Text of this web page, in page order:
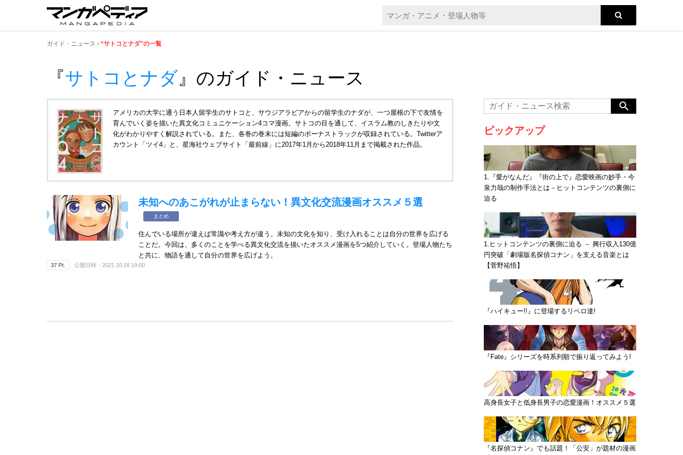
ガイド・ニュース “サトコとナダ”の一覧
『サトコとナダ 』 のガイド・ニュース
アメリカの大学に通う日本人留学生のサトコと、サウジアラビアからの留学生のナダが、一つ屋根の下で友情を
育んでいく姿を描いた異文化コミュニケーション4コマ漫画。サトコの目を通して、イスラム教のしきたりや文
化がわかりやすく解説されている。また、各巻の巻末には短編のボーナストラックが収録されている。Twitterア
カウント「ツイ4」と、星海社ウェブサイト「最前線」に2017年1月から2018年11月まで掲載された作品。
未知へのあこがれが止まらない！異文化交流漫画オススメ５選
まとめ
住んでいる場所が違えば常識や考え方が違う。未知の文化を知り、受け入れることは自分の世界を広げる
ことだ。今回は、多くのことを学べる異文化交流を描いたオススメ漫画を5つ紹介していく。登場人物たち
と共に、物語を通して自分の世界を広げよう。
37 Pt. 公開日時：2021.10.28 19:00
ピックアップ
1.『愛がなんだ』『街の上で』恋愛映画の妙手・今
泉力哉の制作手法とは－ヒットコンテンツの裏側に
迫る
1.ヒットコンテンツの裏側に迫る － 興行収入130億
円突破「劇場版名探偵コナン」を支える音楽とは
【菅野祐悟】
『ハイキュー!!』に登場するリベロ達!
『Fate』シリーズを時系列順で振り返ってみよう!
高身長女子と低身長男子の恋愛漫画！オススメ５選
『名探偵コナン』でも話題！「公安」が題材の漫画